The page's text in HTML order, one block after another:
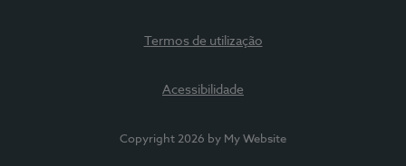
Termos de utilização
Acessibilidade
Copyright 2026 by My Website